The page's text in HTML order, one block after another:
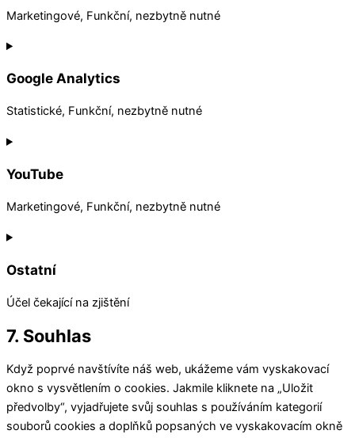
Marketingové, Funkční, nezbytně nutné
Consent
service
Google Analytics
Statistické, Funkční, nezbytně nutné
Consent
service
YouTube
Marketingové, Funkční, nezbytně nutné
Consent
service
youtube
Ostatní
Účel čekající na zjištění
Consent
service
ostatní
7. Souhlas
Když poprvé navštívíte náš web, ukážeme vám vyskakovací
okno s vysvětlením o cookies. Jakmile kliknete na „Uložit
předvolby“, vyjadřujete svůj souhlas s používáním kategorií
souborů cookies a doplňků popsaných ve vyskakovacím okně